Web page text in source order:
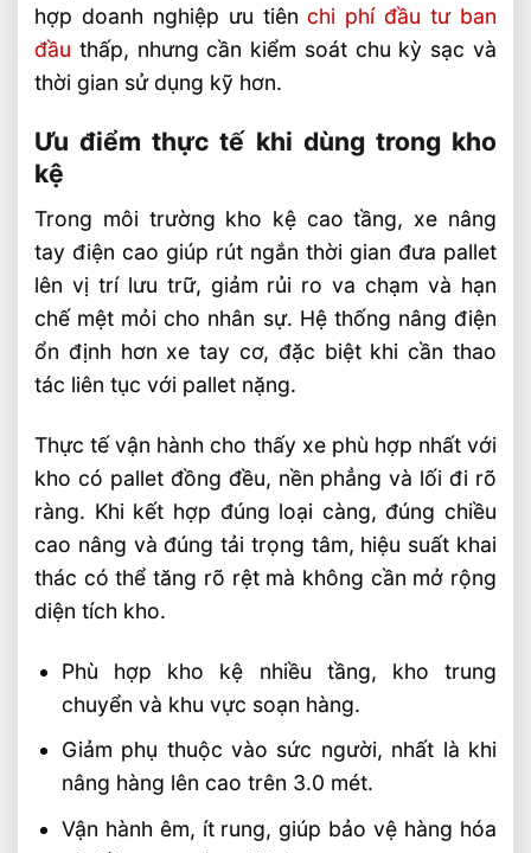
hợp doanh nghiệp ưu tiênchi phí đầu tư ban
đầu thấp, nhưng cần kiểm soát chu kỳ sạc và
thời gian sử dụng kỹ hơn.
Ưu điểm thực tế khi dùng trong kho
kệ
Trong môi trường kho kệ cao tầng, xe nâng
tay điện cao giúp rút ngắn thời gian đưa pallet
lên vị trí lưu trữ, giảm rủi ro va chạm và hạn
chế mệt mỏi cho nhân sự. Hệ thống nâng điện
ổn định hơn xe tay cơ, đặc biệt khi cần thao
tác liên tục với pallet nặng.
Thực tế vận hành cho thấy xe phù hợp nhất với
kho có pallet đồng đều, nền phẳng và lối đi rõ
ràng. Khi kết hợp đúng loại càng, đúng chiều
cao nâng và đúng tải trọng tâm, hiệu suất khai
thác có thể tăng rõ rệt mà không cần mở rộng
diện tích kho.
Phù hợp kho kệ nhiều tầng, kho trung
chuyển và khu vực soạn hàng.
Giảm phụ thuộc vào sức người, nhất là khi
nâng hàng lên cao trên 3.0 mét.
Vận hành êm, ít rung, giúp bảo vệ hàng hóa